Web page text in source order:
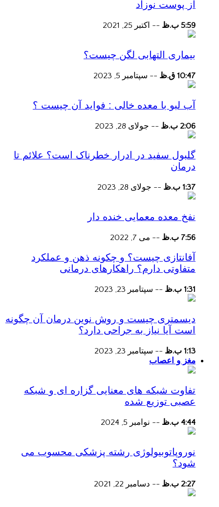
از پوست نوزاد
5:59 ب.ظ -- اکتبر 25, 2021
بیماری التهابی لگن چیست؟
10:47 ق.ظ -- سپتامبر 5, 2023
آب لبو با معده خالی : فواید آن چیست ؟
2:06 ب.ظ -- جولای 28, 2023
گلبول سفید در ادرار خطرناک است؟ علائم تا
درمان
1:37 ب.ظ -- جولای 28, 2023
نفخ معده معمایی خنده دار
7:56 ب.ظ -- می 7, 2022
آفانتازی چیست؟ و چکونه ذهن و عملکرد
متفاوتی دارم؟ راهکارهای درمانی
1:31 ب.ظ -- سپتامبر 23, 2023
دیسمتری چیست و روش نوین درمان آن چگونه
است آیا نیاز به جراحی دارد؟
1:13 ب.ظ -- سپتامبر 23, 2023
مغز و اعصاب
تفاوت شبکه های معنایی گزاره ای و شبکه
عصبی توزیع شده
4:44 ب.ظ -- نوامبر 5, 2024
نوروپاتوبیولوژی رشته پزشکی محسوب می
شود؟
2:27 ب.ظ -- دسامبر 22, 2021